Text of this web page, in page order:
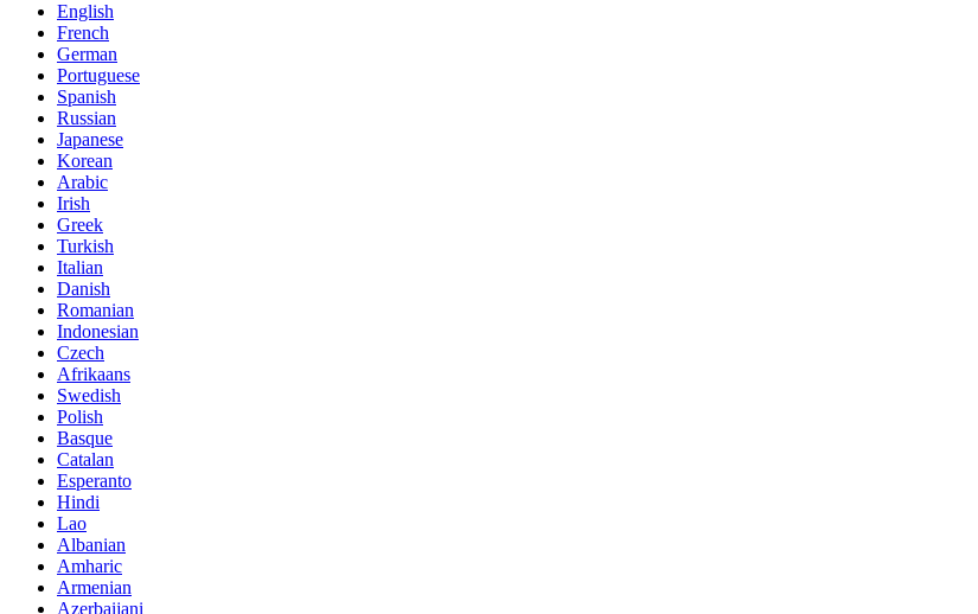
English
French
German
Portuguese
Spanish
Russian
Japanese
Korean
Arabic
Irish
Greek
Turkish
Italian
Danish
Romanian
Indonesian
Czech
Afrikaans
Swedish
Polish
Basque
Catalan
Esperanto
Hindi
Lao
Albanian
Amharic
Armenian
Azerbaijani